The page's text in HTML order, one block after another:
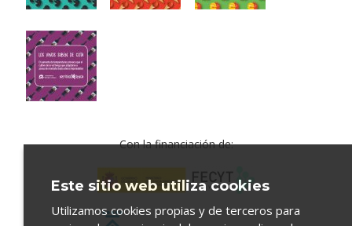
Con la financiación de:
Este sitio web utiliza cookies
Utilizamos cookies propias y de terceros para